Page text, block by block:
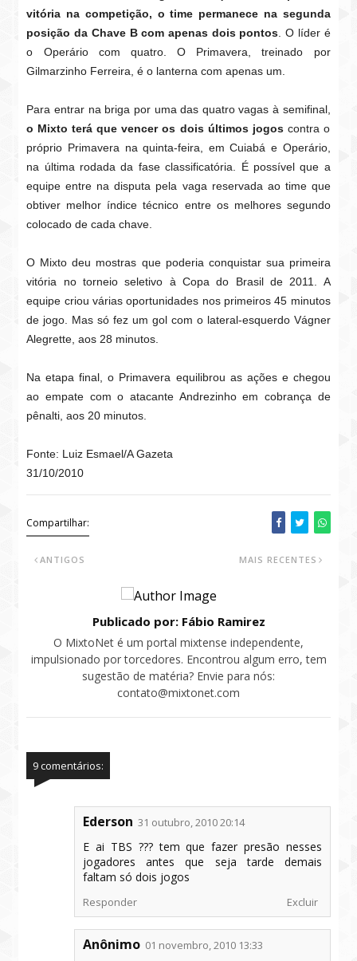
vitória na competição, o time permanece na segunda
posição da Chave B com apenas dois pontos . O líder é
o Operário com quatro. O Primavera, treinado por
Gilmarzinho Ferreira, é o lanterna com apenas um.
Para entrar na briga por uma das quatro vagas à semifinal,
o Mixto terá que vencer os dois últimos jogoscontra o
próprio Primavera na quinta-feira, em Cuiabá e Operário,
na última rodada da fase classificatória. É possível que a
equipe entre na disputa pela vaga reservada ao time que
obtiver melhor índice técnico entre os melhores segundo
colocado de cada chave.
O Mixto deu mostras que poderia conquistar sua primeira
vitória no torneio seletivo à Copa do Brasil de 2011. A
equipe criou várias oportunidades nos primeiros 45 minutos
de jogo. Mas só fez um gol com o lateral-esquerdo Vágner
Alegrette, aos 28 minutos.
Na etapa final, o Primavera equilibrou as ações e chegou
ao empate com o atacante Andrezinho em cobrança de
pênalti, aos 20 minutos.
Fonte: Luiz Esmael/A Gazeta
31/10/2010
Compartilhar:
MAIS RECENTES
ANTIGOS
Publicado por: Fábio Ramirez
O MixtoNet é um portal mixtense independente,
impulsionado por torcedores. Encontrou algum erro, tem
sugestão de matéria? Envie para nós:
contato@mixtonet.com
9 comentários:
Ederson 31 outubro, 2010 20:14
E ai TBS ??? tem que fazer presão nesses
jogadores antes que seja tarde demais
faltam só dois jogos
Responder Excluir
Anônimo 01 novembro, 2010 13:33